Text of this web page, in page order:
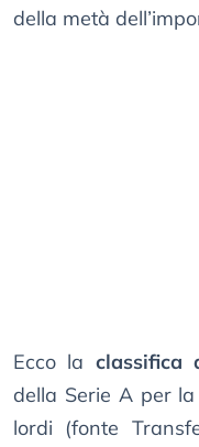
della metà
Ecco la classifica
della Serie A per la
lordi (fonte